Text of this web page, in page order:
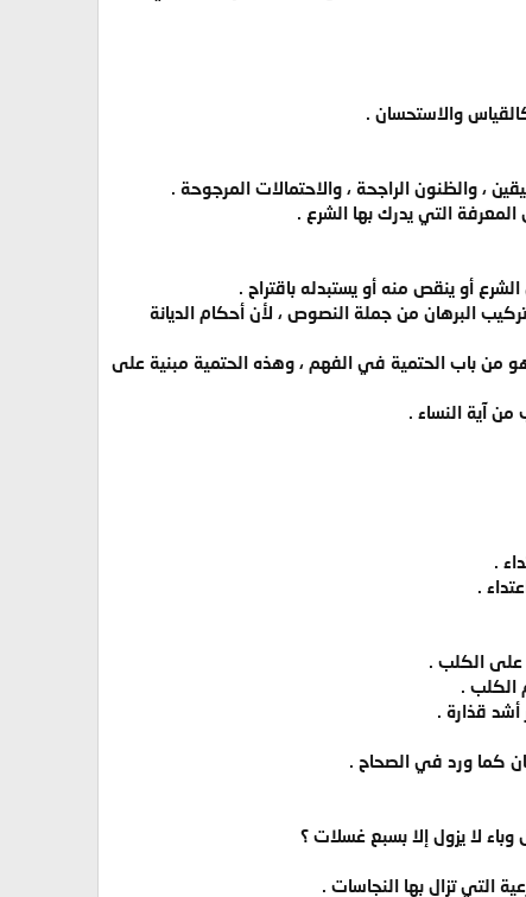
والاستحسان .
، والظنون الراجحة ، والاحتمالات المرجوحة .
التي يدرك بها الشرع .
أو ينقص منه أو يستبدله باقتراح .
البرهان من جملة النصوص ، لأن أحكام الديانة
هو من باب الحتمية في الفهم ، وهذه الحتمية مبنية على
آية النساء .
.
.
على الكلب .
.
قذارة .
كما ورد في الصحاح .
لا يزول إلا بسبع غسلات ؟
التي تزال بها النجاسات .